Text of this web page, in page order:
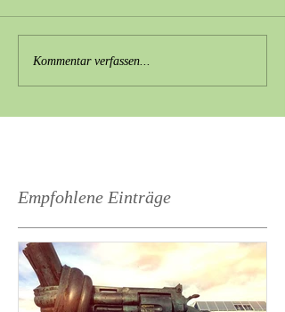
Kommentar verfassen...
Empfohlene Einträge